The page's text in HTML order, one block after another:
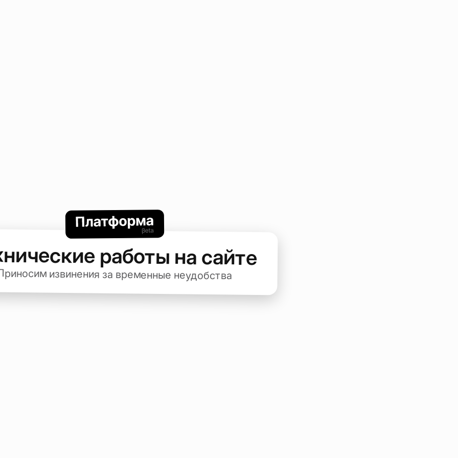
работы на сайте
извинения за временные неудобства